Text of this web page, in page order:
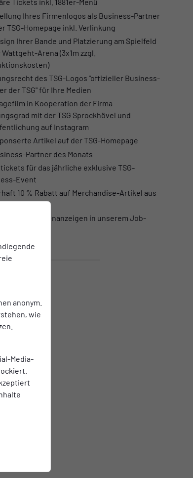
anonym.
wie
Media-
Tickets inkl. 1881er-Menü
Ihres Firmenlogos als Business-Partner
TSG-Homepage inkl. Verlinkung
Ihrer Bande und Platzierung am Spielfeld
Arena (3x1m zzgl.
des TSG-Logos "offizieller Business-
der TSG" für Ihre Medien
in Kooperation der Firma
mit der TSG Sprockhövel und
auf Instagram
Artikel auf der TSG-Homepage
Partner des Monats
für das jährliche exklusive TSG-
Event
10 % Rabatt auf Merchandise-Artikel aus
Fanshop
von Stellenanzeigen in unserem Job-